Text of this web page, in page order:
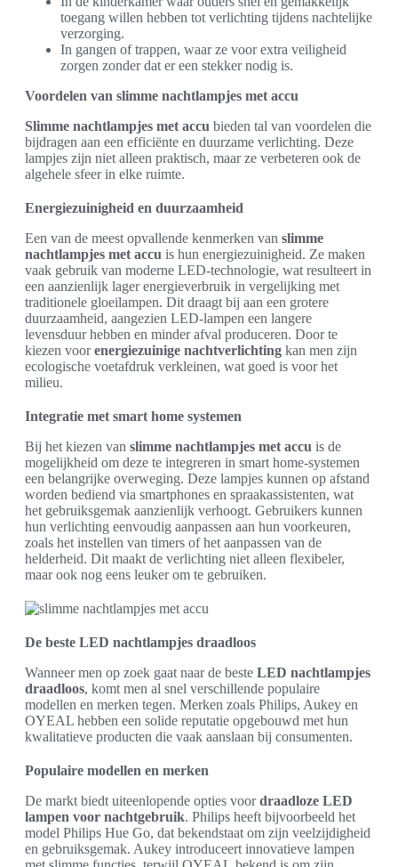
toegang willen hebben tot verlichting tijdens nachtelijke
verzorging.
In gangen of trappen, waar ze voor extra veiligheid
zorgen zonder dat er een stekker nodig is.
Voordelen van slimme nachtlampjes met accu
Slimme nachtlampjes met accu bieden tal van voordelen die
bijdragen aan een efficiënte en duurzame verlichting. Deze
lampjes zijn niet alleen praktisch, maar ze verbeteren ook de
algehele sfeer in elke ruimte.
Energiezuinigheid en duurzaamheid
Een van de meest opvallende kenmerken van slimme
nachtlampjes met accu is hun energiezuinigheid. Ze maken
vaak gebruik van moderne LED-technologie, wat resulteert in
een aanzienlijk lager energieverbruik in vergelijking met
traditionele gloeilampen. Dit draagt bij aan een grotere
duurzaamheid, aangezien LED-lampen een langere
levensduur hebben en minder afval produceren. Door te
kiezen voorenergiezuinige nachtverlichting kan men zijn
ecologische voetafdruk verkleinen, wat goed is voor het
milieu.
Integratie met smart home systemen
Bij het kiezen van slimme nachtlampjes met accu is de
mogelijkheid om deze te integreren in smart home-systemen
een belangrijke overweging. Deze lampjes kunnen op afstand
worden bediend via smartphones en spraakassistenten, wat
het gebruiksgemak aanzienlijk verhoogt. Gebruikers kunnen
hun verlichting eenvoudig aanpassen aan hun voorkeuren,
zoals het instellen van timers of het aanpassen van de
helderheid. Dit maakt de verlichting niet alleen flexibeler,
maar ook nog eens leuker om te gebruiken.
De beste LED nachtlampjes draadloos
Wanneer men op zoek gaat naar de beste LED nachtlampjes
draadloos, komt men al snel verschillende populaire
modellen en merken tegen. Merken zoals Philips, Aukey en
OYEAL hebben een solide reputatie opgebouwd met hun
kwalitatieve producten die vaak aanslaan bij consumenten.
Populaire modellen en merken
De markt biedt uiteenlopende opties voordraadloze LED
lampen voor nachtgebruik. Philips heeft bijvoorbeeld het
model Philips Hue Go, dat bekendstaat om zijn veelzijdigheid
en gebruiksgemak. Aukey introduceert innovatieve lampen